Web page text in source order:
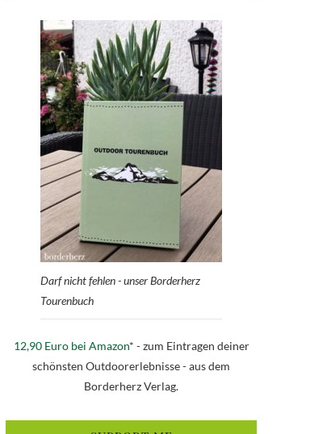
Darf nicht fehlen - unser Borderherz
Tourenbuch
12,90 Euro bei Amazon* - zum Eintragen deiner
schönsten Outdoorerlebnisse - aus dem
Borderherz Verlag.